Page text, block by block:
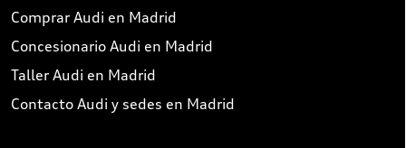
Comprar Audi en Madrid
Concesionario Audi en Madrid
Taller Audi en Madrid
Contacto Audi y sedes en Madrid